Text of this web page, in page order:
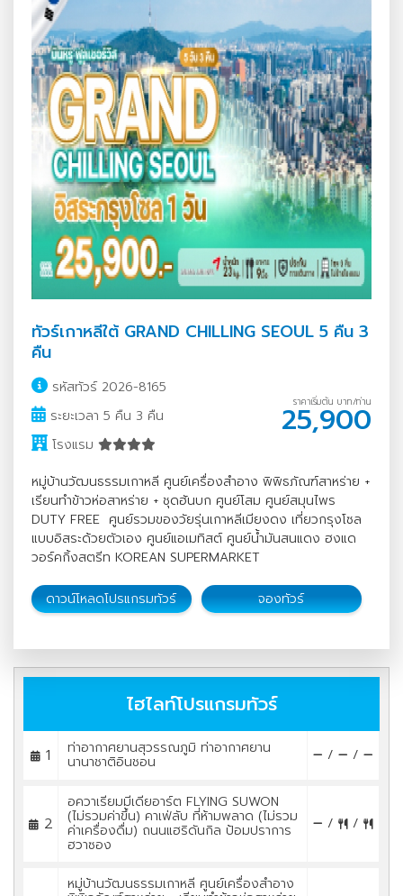
ทัวร์เกาหลีใต้ GRAND CHILLING SEOUL 5 คืน 3
คืน
รหัสทัวร์ 2026-8165
ระยะเวลา 5 คืน 3 คืน
โรงแรม
ราคาเริ่มต้น บาท/ท่าน
25,900
หมู่บ้านวัฒนธรรมเกาหลี ศูนย์เครื่องสำอาง พิพิธภัณฑ์สาหร่าย +
เรียนทำข้าวห่อสาหร่าย + ชุดฮันบก ศูนย์โสม ศูนย์สมุนไพร
DUTY FREE ศูนย์รวมของวัยรุ่นเกาหลีเมียงดง เที่ยวกรุงโซล
แบบอิสระด้วยตัวเอง ศูนย์แอเมทิสต์ ศูนย์น้ำมันสนแดง ฮงแด
วอร์คกิ้งสตรีท KOREAN SUPERMARKET
ดาวน์โหลดโปรแกรมทัวร์ จองทัวร์
ไฮไลท์โปรแกรมทัวร์
1 ท่าอากาศยานสุวรรณภูมิ ท่าอากาศยาน
นานาชาติอินชอน / /
2
อควาเรียมมีเดียอาร์ต FLYING SUWON
(ไม่รวมค่าขึ้น) คาเฟ่ลับ ที่ห้ามพลาด (ไม่รวม
ค่าเครื่องดื่ม) ถนนแฮริดันกิล ป้อมปราการ
ฮวาซอง
/ /
หมู่บ้านวัฒนธรรมเกาหลี ศูนย์เครื่องสำอาง